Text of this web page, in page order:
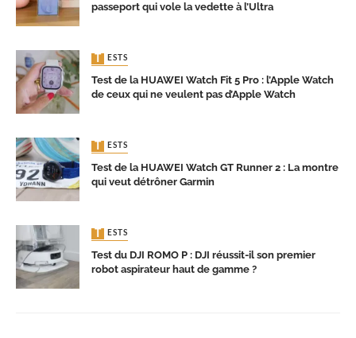
passeport qui vole la vedette à l’Ultra
TESTS
Test de la HUAWEI Watch Fit 5 Pro : l’Apple Watch
de ceux qui ne veulent pas d’Apple Watch
TESTS
Test de la HUAWEI Watch GT Runner 2 : La montre
qui veut détrôner Garmin
TESTS
Test du DJI ROMO P : DJI réussit-il son premier
robot aspirateur haut de gamme ?